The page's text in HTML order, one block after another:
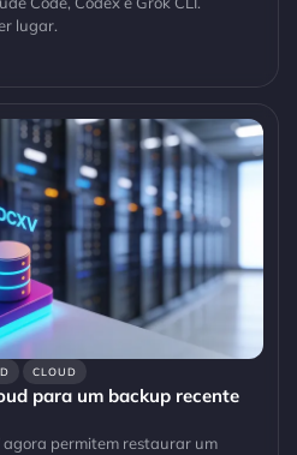
lugar.
CLOUD
para um backup recente
agora permitem restaurar um